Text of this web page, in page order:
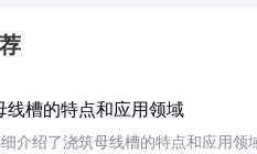
线槽的特点和应用领域
介绍了浇筑母线槽的特点和应用